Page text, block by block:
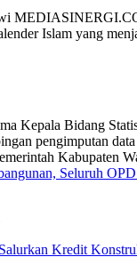
Islam yang
Seluruh
Kredit